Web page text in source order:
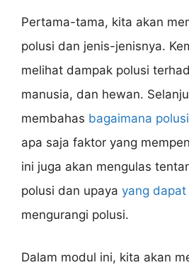
Pertama-tama, kita akan
polusi dan jenis-jenisnya.
melihat dampak polusi
manusia, dan hewan.
membahas bagaimana
apa saja faktor yang
ini juga akan mengulas
polusi dan upaya yang dapat
mengurangi polusi.
Dalam modul ini, kita akan